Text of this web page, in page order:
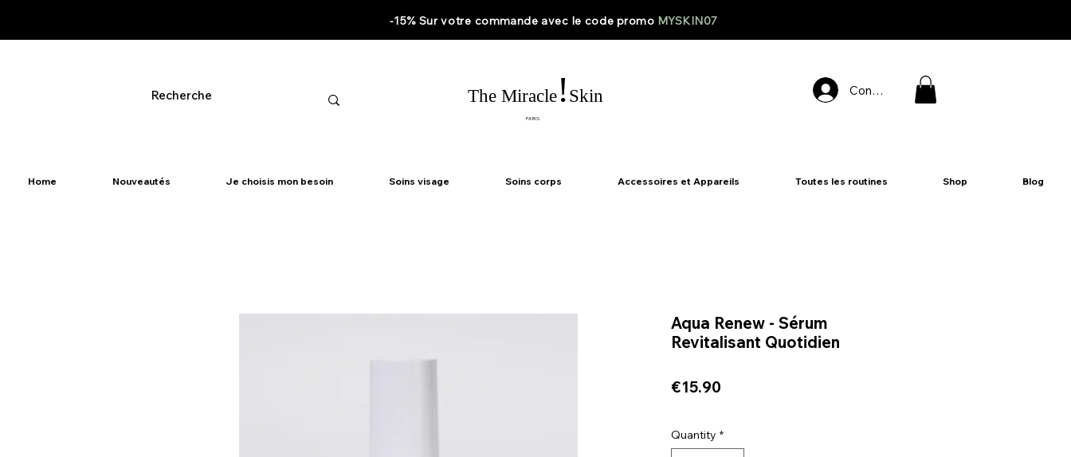
-15% Sur votre commande avec le code promo MYSKIN07
The Miracle ! Skin
PARIS
Connexion
Home Nouveautés Je choisis mon besoin Soins visage Soins corps Accessoires et Appareils Toutes les routines Shop Blog
Aqua Renew - Sérum
Revitalisant Quotidien
€15.90
Quantity *